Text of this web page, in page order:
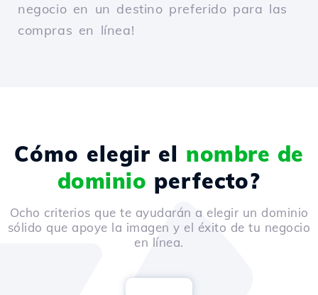
negocio en un destino preferido para las
compras en línea!
Cómo elegir el nombre de
dominio perfecto?
Ocho criterios que te ayudarán a elegir un dominio
sólido que apoye la imagen y el éxito de tu negocio
en línea.